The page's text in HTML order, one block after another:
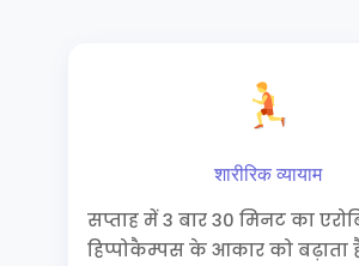
शारीरिक व्यायाम
सप्ताह में 3 बार 30 मिनट का
हिप्पोकैम्पस के आकार को बढ़ाता